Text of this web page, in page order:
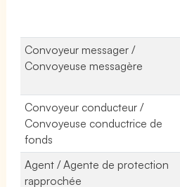
Convoyeur messager /
Convoyeuse messagère
Convoyeur conducteur /
Convoyeuse conductrice de
fonds
Agent / Agente de protection
rapprochée